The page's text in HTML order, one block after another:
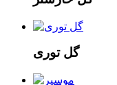
گل توری